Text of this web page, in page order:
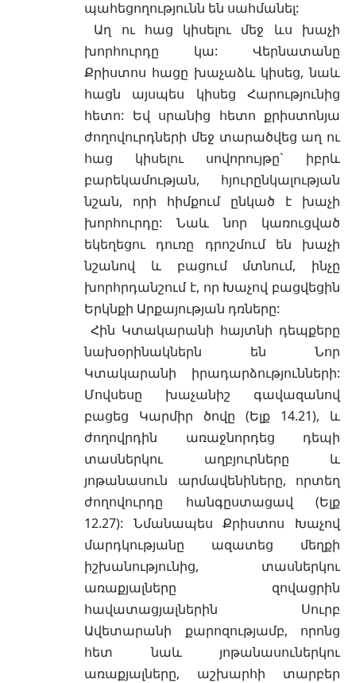
պահեցողությունն են սահմանել:
Աղ ու հաց կիսելու մեջ ևս խաչի
խորհուրդը կա: Վերնատանը
Քրիստոս հացը խաչաձև կիսեց, նաև
հացն այսպես կիսեց Հարությունից
հետո: Եվ սրանից հետո քրիստոնյա
ժողովուրդների մեջ տարածվեց աղ ու
հաց կիսելու սովորույթը` իբրև
բարեկամության, հյուրընկալության
նշան, որի հիմքում ընկած է խաչի
խորհուրդը: Նաև նոր կառուցված
եկեղեցու դուռը դրոշմում են խաչի
նշանով և բացում մտնում, ինչը
խորհրդանշում է, որ Խաչով բացվեցին
Երկնքի Արքայության դռները:
Հին Կտակարանի հայտնի դեպքերը
նախօրինակներն են Նոր
Կտակարանի իրադարձությունների:
Մովսեսը խաչանիշ գավազանով
բացեց Կարմիր ծովը (Ելք 14.21), և
ժողովրդին առաջնորդեց դեպի
տասներկու աղբյուրները և
յոթանասուն արմավենիները, որտեղ
ժողովուրդը հանգըստացավ (Ելք
12.27): Նմանապես Քրիստոս Խաչով
մարդկությանը ազատեց մեղքի
իշխանությունից, տասներկու
առաքյալները զովացրին
հավատացյալներին Սուրբ
Ավետարանի քարոզությամբ, որոնց
հետ նաև յոթանասուներկու
առաքյալները, աշխարհի տարբեր